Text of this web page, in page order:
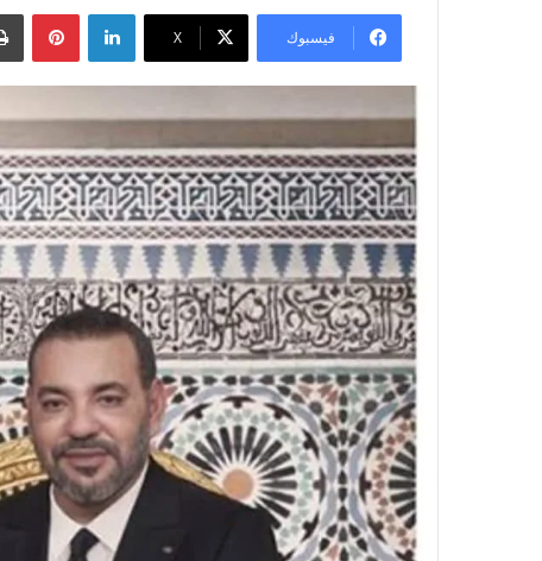
فيسبوك ‫X
لينكدإن بينتيريست